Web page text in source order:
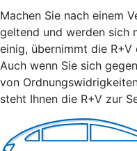
Machen Sie nach einem
geltend und werden sich
einig, übernimmt die
Auch wenn Sie sich
von
steht Ihnen die R+V zur